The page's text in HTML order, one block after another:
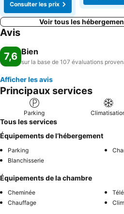
Consulter les prix
Voir tous les
Avis
7,6 Bien
sur la base de 107 évaluations
Afficher les avis
Principaux services
Parking
Tous les services
Équipements de l’hébergement
Parking
Blanchisserie
Équipements de la chambre
Cheminée
Chauffage